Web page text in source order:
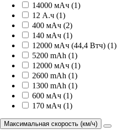
14000 мАч (1)
12 А.ч (1)
400 мАч (2)
140 мАч (1)
12000 мАч (44,4 Втч) (1)
5200 mAh (1)
12000 мАч (1)
2600 mAh (1)
1300 mAh (1)
600 мАч (1)
170 мАч (1)
Максимальная скорость (км/ч)